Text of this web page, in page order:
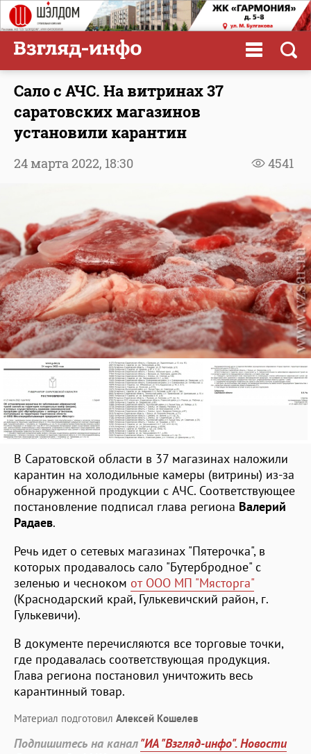
Сало с АЧС. На витринах 37
саратовских магазинов
установили карантин
4541
24 марта 2022, 18:30
В Саратовской области в 37 магазинах наложили
карантин на холодильные камеры (витрины) из-за
обнаруженной продукции с АЧС. Соответствующее
постановление подписал глава региона Валерий
Радаев.
Речь идет о сетевых магазинах "Пятерочка", в
которых продавалось сало "Бутербродное" с
зеленью и чесноком от ООО МП "Мясторга"
(Краснодарский край, Гулькевичский район, г.
Гулькевичи).
В документе перечисляются все торговые точки,
где продавалась соответствующая продукция.
Глава региона постановил уничтожить весь
карантинный товар.
Материал подготовил Алексей Кошелев
Подпишитесь на канал"ИА "Взгляд-инфо". Новости